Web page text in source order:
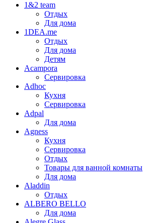
1&2 team
Отдых
Для дома
1DEA.me
Отдых
Для дома
Детям
Acampora
Сервировка
Adhoc
Кухня
Сервировка
Adpal
Для дома
Agness
Кухня
Сервировка
Отдых
Товары для ванной комнаты
Для дома
Aladdin
Отдых
ALBERO BELLO
Для дома